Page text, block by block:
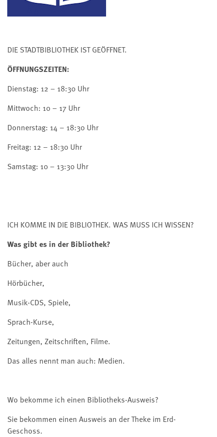
DIE STADTBIBLIOTHEK IST GEÖFFNET.
ÖFFNUNGSZEITEN:
Dienstag: 12 – 18:30 Uhr
Mittwoch: 10 – 17 Uhr
Donnerstag: 14 – 18:30 Uhr
Freitag: 12 – 18:30 Uhr
Samstag: 10 – 13:30 Uhr
ICH KOMME IN DIE BIBLIOTHEK. WAS MUSS ICH WISSEN?
Was gibt es in der Bibliothek?
Bücher, aber auch
Hörbücher,
Musik-CDS, Spiele,
Sprach-Kurse,
Zeitungen, Zeitschriften, Filme.
Das alles nennt man auch: Medien.
Wo bekomme ich einen Bibliotheks-Ausweis?
Sie bekommen einen Ausweis an der Theke im Erd-
Geschoss.